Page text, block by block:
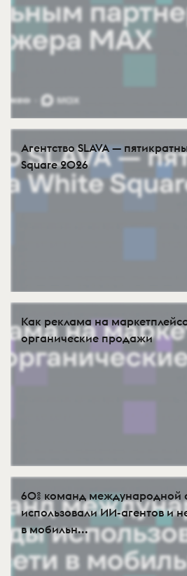
Агентство SLAVA —
Square 2026
Как реклама на
органические продажи
60% команд
использовали ИИ-агентов и
в мобильн...